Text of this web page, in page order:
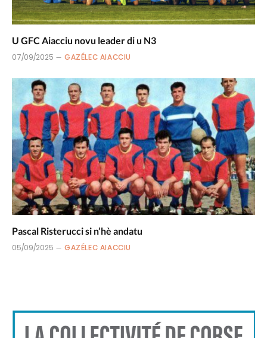
U GFC Aiacciu novu leader di u N3
07/09/2025 GAZÉLEC AIACCIU
Pascal Risterucci si n’hè andatu
05/09/2025 GAZÉLEC AIACCIU